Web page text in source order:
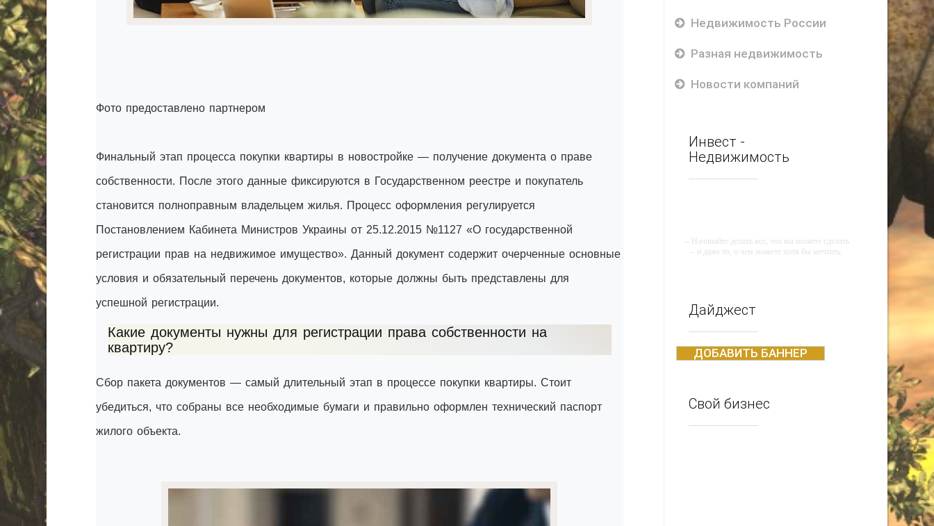
Фото предоставлено партнером
Финальный этап процесса покупки квартиры в новостройке — получение документа о праве
собственности. После этого данные фиксируются в Государственном реестре и покупатель
становится полноправным владельцем жилья. Процесс оформления регулируется
Постановлением Кабинета Министров Украины от 25.12.2015 №1127 «О государственной
регистрации прав на недвижимое имущество». Данный документ содержит очерченные основные
условия и обязательный перечень документов, которые должны быть представлены для
успешной регистрации.
Какие документы нужны для регистрации права собственности на
квартиру?
Сбор пакета документов — самый длительный этап в процессе покупки квартиры. Стоит
убедиться, что собраны все необходимые бумаги и правильно оформлен технический паспорт
жилого объекта.
Недвижимость России
Разная недвижимость
Новости компаний
Инвест -
Недвижимость
-- Начинайте делать все, что вы можете сделать
– и даже то, о чем можете хотя бы мечтать.
Живите той жизнью, которую вы сами себе
придумали.
-- Лучшее, что можно сделать с хорошим
никогда не бывает полезен никому, кроме того,
Дайджест
ДОБАВИТЬ БАННЕР
Свой бизнес